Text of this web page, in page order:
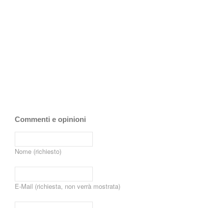
Commenti e opinioni
Nome (richiesto)
E-Mail (richiesta, non verrà mostrata)